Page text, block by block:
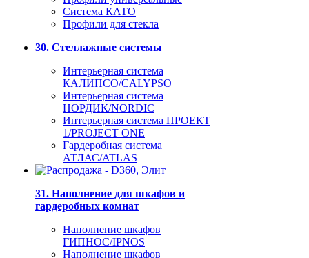
Система КАТО
Профили для стекла
30. Стеллажные системы
Интерьерная система
КАЛИПСО/CALYPSO
Интерьерная система
НОРДИК/NORDIC
Интерьерная система ПРОЕКТ
1/PROJECT ONE
Гардеробная система
АТЛАС/ATLAS
31. Наполнение для шкафов и
гардеробных комнат
Наполнение шкафов
ГИПНОС/IPNOS
Наполнение шкафов